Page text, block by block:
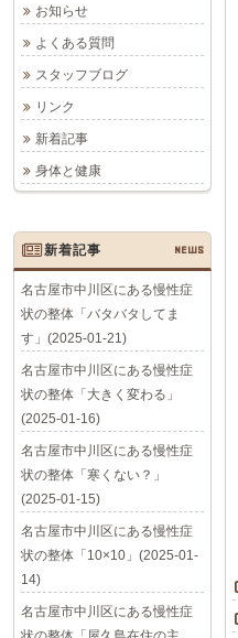
お知らせ
よくある質問
スタッフブログ
リンク
新着記事
身体と健康
新着記事 NEWS
名古屋市中川区にある慢性症
状の整体「バタバタしてま
す」(2025-01-21)
名古屋市中川区にある慢性症
状の整体「大きく変わる」
(2025-01-16)
名古屋市中川区にある慢性症
状の整体「寒くない？」
(2025-01-15)
名古屋市中川区にある慢性症
状の整体「10×10」(2025-01-
14)
名古屋市中川区にある慢性症